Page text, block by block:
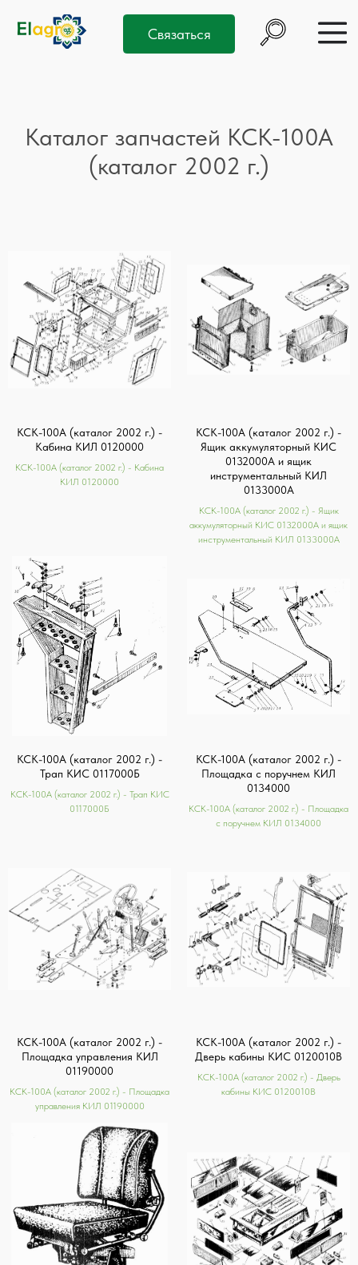
Каталог запчастей КСК-100А
(каталог 2002 г.)
КСК-100А (каталог 2002 г.) -
Кабина КИЛ 0120000
КСК-100А (каталог 2002 г.) - Кабина
КИЛ 0120000
КСК-100А (каталог 2002 г.) -
Ящик аккумуляторный КИС
0132000А и ящик
инструментальный КИЛ
0133000А
КСК-100А (каталог 2002 г.) - Ящик
аккумуляторный КИС 0132000А и ящик
инструментальный КИЛ 0133000А
КСК-100А (каталог 2002 г.) -
Трап КИС 0117000Б
КСК-100А (каталог 2002 г.) - Трап КИС
0117000Б
КСК-100А (каталог 2002 г.) -
Площадка с поручнем КИЛ
0134000
КСК-100А (каталог 2002 г.) - Площадка
с поручнем КИЛ 0134000
КСК-100А (каталог 2002 г.) -
Площадка управления КИЛ
01190000
КСК-100А (каталог 2002 г.) - Площадка
управления КИЛ 01190000
КСК-100А (каталог 2002 г.) -
Дверь кабины КИС 0120010В
КСК-100А (каталог 2002 г.) - Дверь
кабины КИС 0120010В